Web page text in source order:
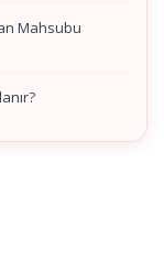
Mahsubu